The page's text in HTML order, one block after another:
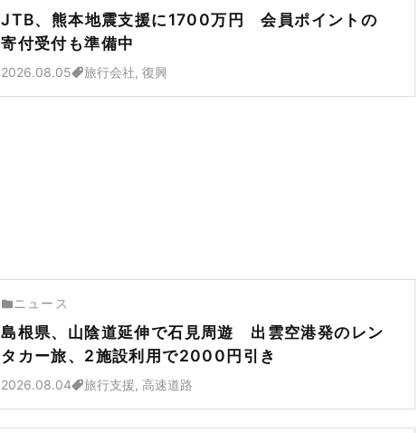
JTB、熊本地震支援に1700万円 会員ポイントの
寄付受付も準備中
2026.08.05 旅行会社, 復興
ニュース
島根県、山陰道延伸で石見周遊 出雲空港発のレン
タカー旅、2施設利用で2000円引き
2026.08.04 旅行支援, 高速道路